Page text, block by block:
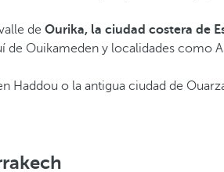
de Ourika, la ciudad costera de
de Ouikameden y localidades como
Haddou o la antigua ciudad de